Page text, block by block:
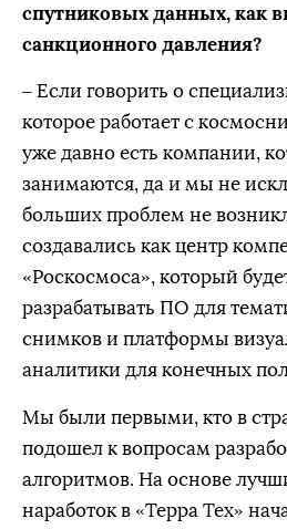
спутниковых данных, как
санкционного давления?
– Если говорить о
которое работает с
уже давно есть компании,
занимаются, да и мы не
больших проблем не
создавались как центр
«Роскосмоса», который
разрабатывать ПО для
снимков и платформы
аналитики для конечных
Мы были первыми, кто в
подошел к вопросам
алгоритмов. На основе
наработок в «Терра Тех»